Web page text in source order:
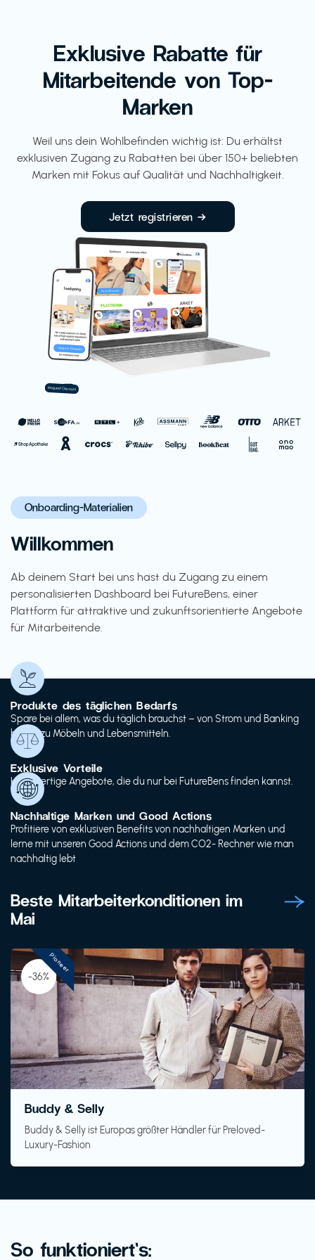
Exklusive Rabatte für
Mitarbeitende von Top-
Marken
Weil uns dein Wohlbefinden wichtig ist: Du erhältst
exklusiven Zugang zu Rabatten bei über 150+ beliebten
Marken mit Fokus auf Qualität und Nachhaltigkeit.
Jetzt registrieren →
Onboarding-Materialien
Willkommen
Ab deinem Start bei uns hast du Zugang zu einem
personalisierten Dashboard bei FutureBens, einer
Plattform für attraktive und zukunftsorientierte Angebote
für Mitarbeitende.
Produkte des täglichen Bedarfs
Spare bei allem, was du täglich brauchst – von Strom und Banking
bis hin zu Möbeln und Lebensmitteln.
Exklusive Vorteile
Hochwertige Angebote, die du nur bei FutureBens finden kannst.
Nachhaltige Marken und Good Actions
Profitiere von exklusiven Benefits von nachhaltigen Marken und
lerne mit unseren Good Actions und dem CO2- Rechner wie man
nachhaltig lebt
Beste Mitarbeiterkonditionen im
Mai
-36%
Buddy & Selly
Buddy & Selly ist Europas größter Händler für Preloved-
Luxury-Fashion
Pioneer
So funktioniert’s: